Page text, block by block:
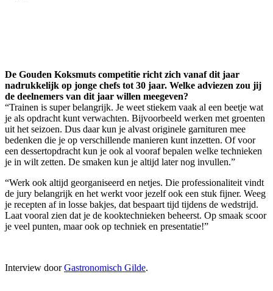
De Gouden Koksmuts competitie richt zich vanaf dit jaar
nadrukkelijk op jonge chefs tot 30 jaar. Welke adviezen zou jij
de deelnemers van dit jaar willen meegeven?
“Trainen is super belangrijk. Je weet stiekem vaak al een beetje wat
je als opdracht kunt verwachten. Bijvoorbeeld werken met groenten
uit het seizoen. Dus daar kun je alvast originele garnituren mee
bedenken die je op verschillende manieren kunt inzetten. Of voor
een dessertopdracht kun je ook al vooraf bepalen welke technieken
je in wilt zetten. De smaken kun je altijd later nog invullen.”
“Werk ook altijd georganiseerd en netjes. Die professionaliteit vindt
de jury belangrijk en het werkt voor jezelf ook een stuk fijner. Weeg
je recepten af in losse bakjes, dat bespaart tijd tijdens de wedstrijd.
Laat vooral zien dat je de kooktechnieken beheerst. Op smaak scoor
je veel punten, maar ook op techniek en presentatie!”
Interview doorGastronomisch Gilde.